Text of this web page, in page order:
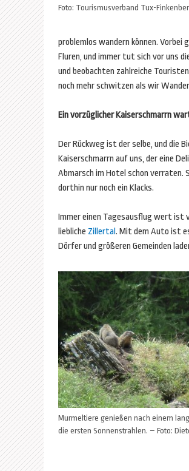
Foto: Tourismusverband Tux-
problemlos wandern können.
Fluren, und immer tut sich vor uns
und beobachten zahlreiche
noch mehr schwitzen als wir
Ein vorzüglicher Kaiserschmarrn
Der Rückweg ist der selbe, und die
Kaiserschmarrn auf uns, der eine
Abmarsch im Hotel schon
dorthin nur noch ein Klacks.
Immer einen Tagesausflug wert ist
liebliche Zillertal . Mit dem Auto ist
Dörfer und größeren Gemeinden
Murmeltiere genießen nach einem
die ersten Sonnenstrahlen. – Foto: